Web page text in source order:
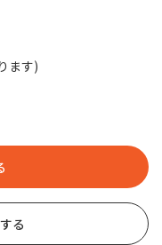
ます)
る